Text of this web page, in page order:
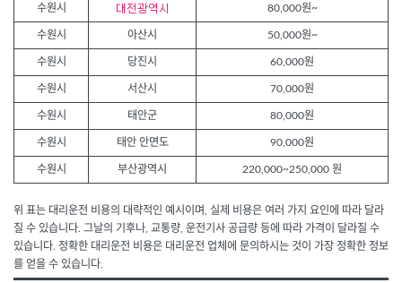
수원시 대전광역시 80,000원~
수원시 아산시 50,000원~
수원시 당진시 60,000원
수원시 서산시 70,000원
수원시 태안군 80,000원
수원시 태안 안면도 90,000원
수원시 부산광역시 220,000~250,000 원
위 표는 대리운전 비용의 대략적인 예시이며, 실제 비용은 여러 가지 요인에 따라 달라
질 수 있습니다. 그날의 기후나, 교통량, 운전기사 공급량 등에 따라 가격이 달라질 수
있습니다. 정확한 대리운전 비용은 대리운전 업체에 문의하시는 것이 가장 정확한 정보
를 얻을 수 있습니다.